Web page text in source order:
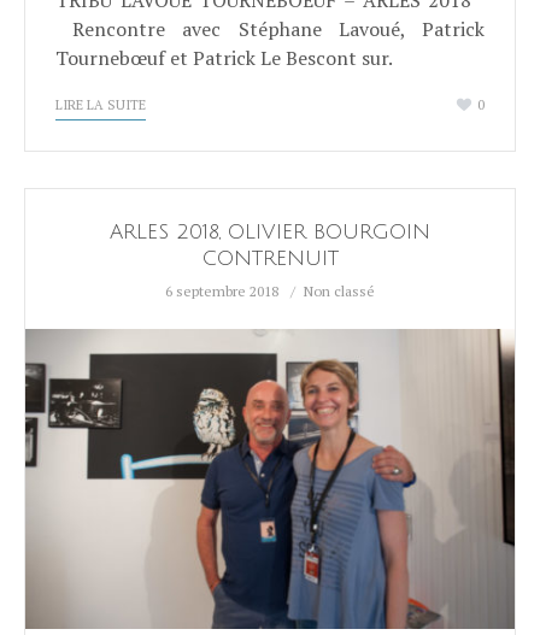
Rencontre avec Stéphane Lavoué, Patrick
Tournebœuf et Patrick Le Bescont sur.
LIRE LA SUITE 0
ARLES 2018, OLIVIER BOURGOIN
CONTRENUIT
6 septembre 2018 Non classé